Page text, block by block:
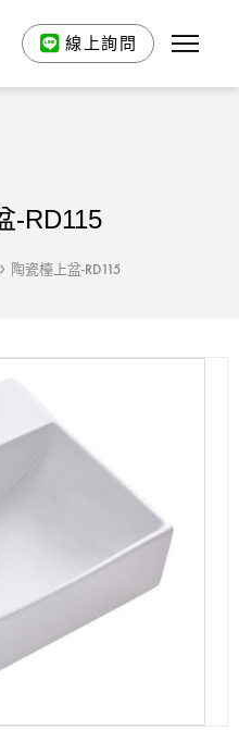
線上詢問
-RD115
陶瓷檯上盆-RD115